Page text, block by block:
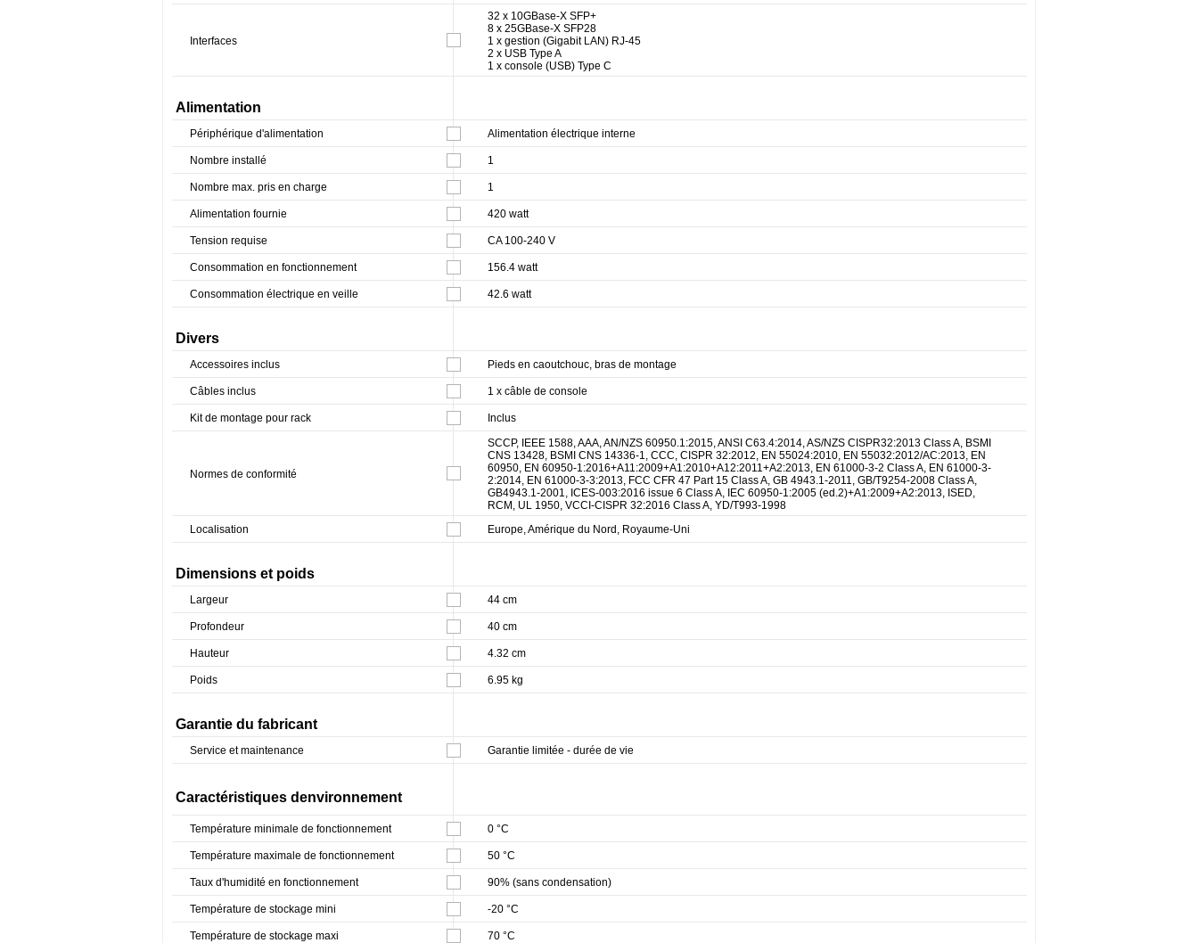
Interfaces
32 x 10GBase-X SFP+
8 x 25GBase-X SFP28
1 x gestion (Gigabit LAN) RJ-45
2 x USB Type A
1 x console (USB) Type C
Alimentation
Périphérique d'alimentation Alimentation électrique interne
Nombre installé 1
Nombre max. pris en charge 1
Alimentation fournie 420 watt
Tension requise CA 100-240 V
Consommation en fonctionnement 156.4 watt
Consommation électrique en veille 42.6 watt
Divers
Accessoires inclus Pieds en caoutchouc, bras de montage
Câbles inclus 1 x câble de console
Kit de montage pour rack Inclus
Normes de conformité
SCCP, IEEE 1588, AAA, AN/NZS 60950.1:2015, ANSI C63.4:2014, AS/NZS CISPR32:2013 Class A, BSMI
CNS 13428, BSMI CNS 14336-1, CCC, CISPR 32:2012, EN 55024:2010, EN 55032:2012/AC:2013, EN
60950, EN 60950-1:2016+A11:2009+A1:2010+A12:2011+A2:2013, EN 61000-3-2 Class A, EN 61000-3-
2:2014, EN 61000-3-3:2013, FCC CFR 47 Part 15 Class A, GB 4943.1-2011, GB/T9254-2008 Class A,
GB4943.1-2001, ICES-003:2016 issue 6 Class A, IEC 60950-1:2005 (ed.2)+A1:2009+A2:2013, ISED,
RCM, UL 1950, VCCI-CISPR 32:2016 Class A, YD/T993-1998
Localisation
Europe, Amérique du Nord, Royaume-Uni
Dimensions et poids
Largeur 44 cm
Profondeur 40 cm
Hauteur 4.32 cm
Poids 6.95 kg
Garantie du fabricant
Service et maintenance Garantie limitée - durée de vie
Caractéristiques denvironnement
Température minimale de fonctionnement 0 °C
Température maximale de fonctionnement 50 °C
Taux d'humidité en fonctionnement 90% (sans condensation)
Température de stockage mini -20 °C
Température de stockage maxi 70 °C